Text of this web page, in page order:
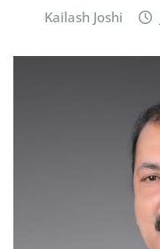
Kailash Joshi